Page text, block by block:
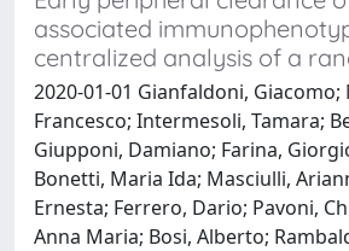
associated
centralized analysis of a
2020-01-01 Gianfaldoni, Giacomo;
Francesco; Intermesoli, Tamara;
Giupponi, Damiano; Farina,
Bonetti, Maria Ida; Masciulli,
Ernesta; Ferrero, Dario; Pavoni,
Anna Maria; Bosi, Alberto;